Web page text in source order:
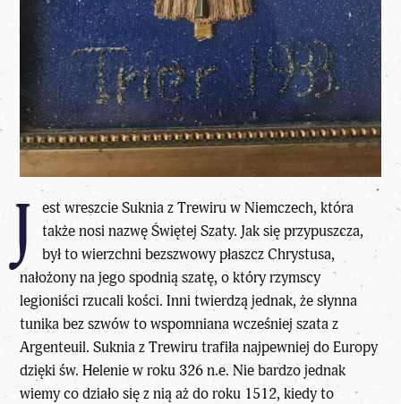
J
est wreszcie Suknia z Trewiru w Niemczech, która
także nosi nazwę Świętej Szaty. Jak się przypuszcza,
był to wierzchni bezszwowy płaszcz Chrystusa,
nałożony na jego spodnią szatę, o który rzymscy
legioniści rzucali kości. Inni twierdzą jednak, że słynna
tunika bez szwów to wspomniana wcześniej szata z
Argenteuil. Suknia z Trewiru trafiła najpewniej do Europy
dzięki św. Helenie w roku 326 n.e. Nie bardzo jednak
wiemy co działo się z nią aż do roku 1512, kiedy to